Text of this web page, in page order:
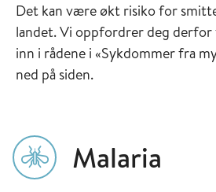
Det kan være økt risiko for
landet. Vi oppfordrer deg
inn i rådene i «Sykdommer fra
ned på siden.
Malaria